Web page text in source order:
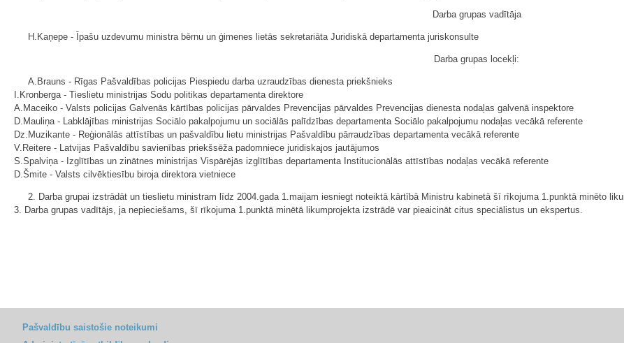
Darba grupas vadītāja
H.Kaņepe - Īpašu uzdevumu ministra bērnu un ģimenes lietās sekretariāta Juridiskā departamenta juriskonsulte
Darba grupas locekļi:
A.Brauns - Rīgas Pašvaldības policijas Piespiedu darba uzraudzības dienesta priekšnieks
I.Kronberga - Tieslietu ministrijas Sodu politikas departamenta direktore
A.Maceiko - Valsts policijas Galvenās kārtības policijas pārvaldes Prevencijas pārvaldes Prevencijas dienesta nodaļas galvenā inspektore
D.Mauliņa - Labklājības ministrijas Sociālo pakalpojumu un sociālās palīdzības departamenta Sociālo pakalpojumu nodaļas vecākā referente
Dz.Muzikante - Reģionālās attīstības un pašvaldību lietu ministrijas Pašvaldību pārraudzības departamenta vecākā referente
V.Reitere - Latvijas Pašvaldību savienības priekšsēža padomniece juridiskajos jautājumos
S.Spalviņa - Izglītības un zinātnes ministrijas Vispārējās izglītības departamenta Institucionālās attīstības nodaļas vecākā referente
D.Šmite - Valsts cilvēktiesību biroja direktora vietniece
2. Darba grupai izstrādāt un tieslietu ministram līdz 2004.gada 1.maijam iesniegt noteiktā kārtībā Ministru kabinetā šī rīkojuma 1.punktā minēto
3. Darba grupas vadītājs, ja nepieciešams, šī rīkojuma 1.punktā minētā likumprojekta izstrādē var pieaicināt citus speciālistus un ekspertus.
Pašvaldību saistošie noteikumi